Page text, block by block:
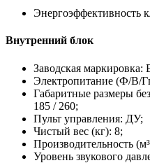
Энергоэффективность
Внутренний блок
Заводская
Электропитание (Ф/В/
Габаритные размеры
185 / 260;
Пульт управления: ДУ;
Чистый вес (кг): 8;
Производительность
Уровень звукового